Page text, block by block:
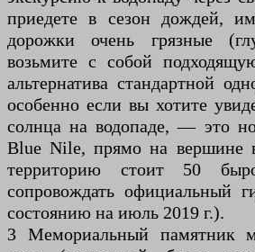
приедете в сезон дождей,
дорожки очень грязные
возьмите с собой
альтернатива стандартной
особенно если вы хотите
солнца на водопаде, — это
Blue Nile, прямо на вершине
территорию стоит 50
сопровождать официальный
состоянию на июль 2019 г.).
3 Мемориальный памятник